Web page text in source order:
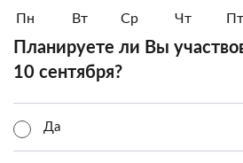
Пн Вт Ср Чт Пт
Планируете ли Вы
10 сентября?
Да